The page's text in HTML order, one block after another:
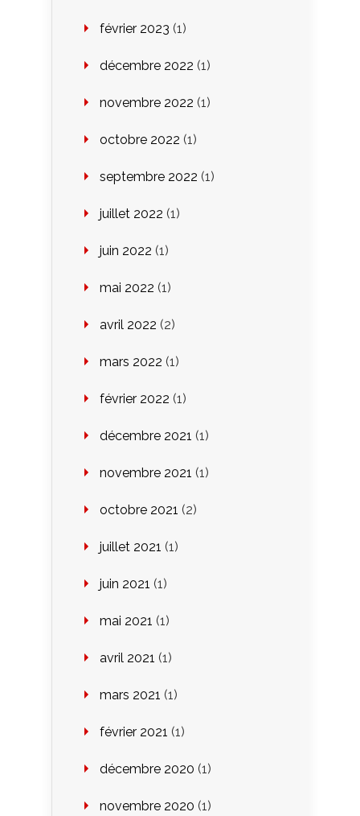
février 2023 (1)
décembre 2022 (1)
novembre 2022 (1)
octobre 2022 (1)
septembre 2022 (1)
juillet 2022 (1)
juin 2022 (1)
mai 2022 (1)
avril 2022 (2)
mars 2022 (1)
février 2022 (1)
décembre 2021 (1)
novembre 2021 (1)
octobre 2021 (2)
juillet 2021 (1)
juin 2021 (1)
mai 2021 (1)
avril 2021 (1)
mars 2021 (1)
février 2021 (1)
décembre 2020 (1)
novembre 2020 (1)